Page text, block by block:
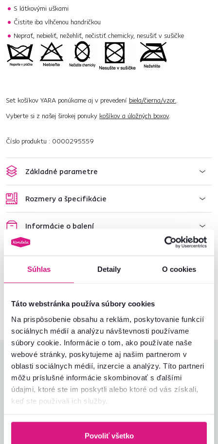
Súhlas Detaily O cookies
Táto webstránka používa súbory cookies
Na prispôsobenie obsahu a reklám, poskytovanie funkcií
sociálnych médií a analýzu návštevnosti používame
súbory cookie. Informácie o tom, ako používate naše
webové stránky, poskytujeme aj našim partnerom v
oblasti sociálnych médií, inzercie a analýzy. Títo partneri
môžu príslušné informácie skombinovať s ďalšími
údajmi, ktoré ste im poskytli alebo ktoré od vás získali,
keď ste používali ich služby.
Povoliť všetko
S látkovými uškami
Čistite iba vlhčenou handričkou
Neprať, nebieliť, nežehliť, nečistiť chemicky, nesušiť v sušičke
Set košíkov YARA ponúkame aj v prevedení biela/čierna/vzor..
Vyberte si z našej širokej ponuky košíkov a úložných boxov.
Číslo produktu : 0000295559
Základné parametre
Rozmery a špecifikácie
Informácie o balení
Nenašli ste požadované informácie?
Kontaktujte nás a my vám radi poradíme
02/ 40 100 100 Spustiť chat
Hodnotenia produktu
4,9
Jednoduchosť montáže
4,9
Kvalita výrobku
4,7
Zodpovedá očakávaniam